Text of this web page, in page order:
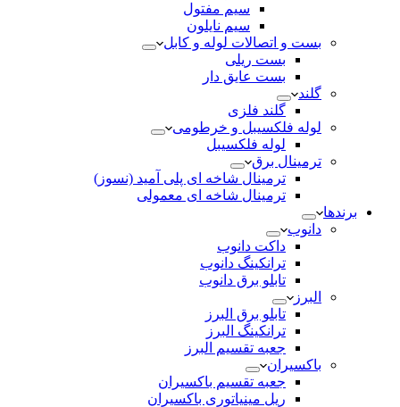
سیم مفتول
سیم نایلون
بست و اتصالات لوله و کابل
بست ریلی
بست عایق دار
گلند
گلند فلزی
لوله فلکسیبل و خرطومی
لوله فلکسیبل
ترمینال برق
ترمینال شاخه ای پلی آمید (نسوز)
ترمینال شاخه ای معمولی
برندها
دانوب
داکت دانوب
ترانکینگ دانوب
تابلو برق دانوب
البرز
تابلو برق البرز
ترانکینگ البرز
جعبه تقسیم البرز
باکسیران
جعبه تقسیم باکسیران
ریل مینیاتوری باکسیران